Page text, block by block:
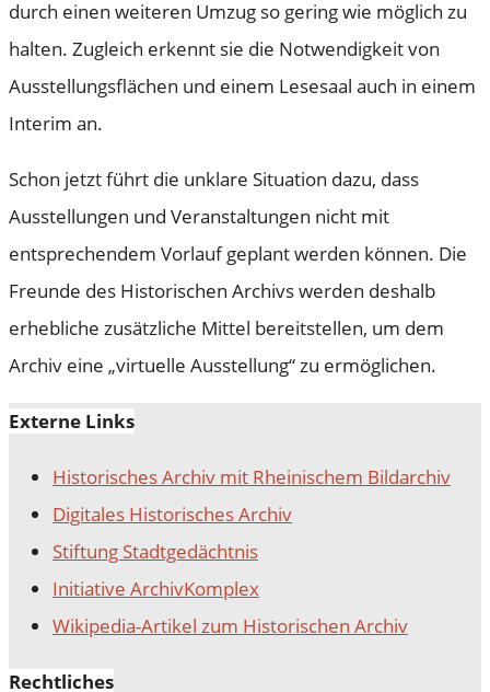
durch einen weiteren Umzug so gering wie möglich zu
halten. Zugleich erkennt sie die Notwendigkeit von
Ausstellungsflächen und einem Lesesaal auch in einem
Interim an.
Schon jetzt führt die unklare Situation dazu, dass
Ausstellungen und Veranstaltungen nicht mit
entsprechendem Vorlauf geplant werden können. Die
Freunde des Historischen Archivs werden deshalb
erhebliche zusätzliche Mittel bereitstellen, um dem
Archiv eine „virtuelle Ausstellung“ zu ermöglichen.
Externe Links
Historisches Archiv mit Rheinischem Bildarchiv
Digitales Historisches Archiv
Stiftung Stadtgedächtnis
Initiative ArchivKomplex
Wikipedia-Artikel zum Historischen Archiv
Rechtliches